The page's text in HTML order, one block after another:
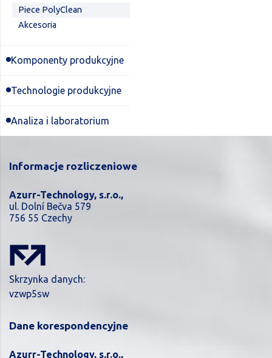
Piece PolyClean
Akcesoria
Komponenty produkcyjne
Technologie produkcyjne
Analiza i laboratorium
Informacje rozliczeniowe
Azurr-Technology, s.r.o.,
ul. Dolní Bečva 579
756 55 Czechy
Skrzynka danych:
vzwp5sw
Dane korespondencyjne
Azurr-Technology, s.r.o.,